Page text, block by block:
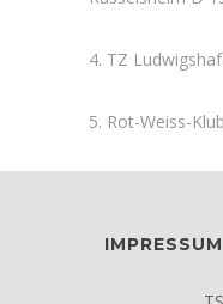
4. TZ
5. Rot-Weiss-